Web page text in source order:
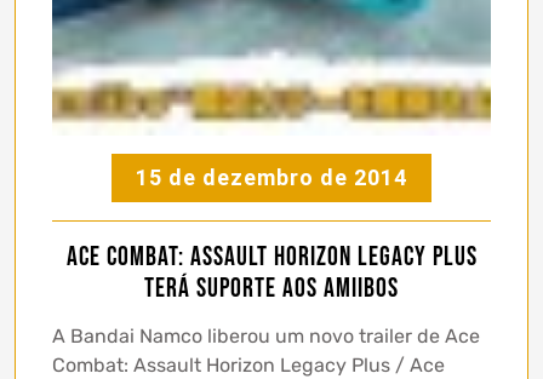
15 de dezembro de 2014
Ace Combat: Assault Horizon Legacy Plus
terá suporte aos Amiibos
A Bandai Namco liberou um novo trailer de Ace
Combat: Assault Horizon Legacy Plus / Ace